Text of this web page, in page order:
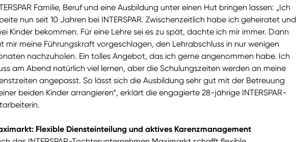
Familie, Beruf und eine Ausbildung unter einen Hut bringen lassen: „Ich
nun seit 10 Jahren bei INTERSPAR. Zwischenzeitlich habe ich geheiratet und
Kinder bekommen. Für eine Lehre sei es zu spät, dachte ich mir immer. Dann
mir meine Führungskraft vorgeschlagen, den Lehrabschluss in nur wenigen
nachzuholen. Ein tolles Angebot, das ich gerne angenommen habe. Ich
am Abend natürlich viel lernen, aber die Schulungszeiten werden an meine
angepasst. So lässt sich die Ausbildung sehr gut mit der Betreuung
beiden Kinder arrangieren“, erklärt die engagierte 28-jährige INTERSPAR-
Flexible Diensteinteilung und aktives Karenzmanagement